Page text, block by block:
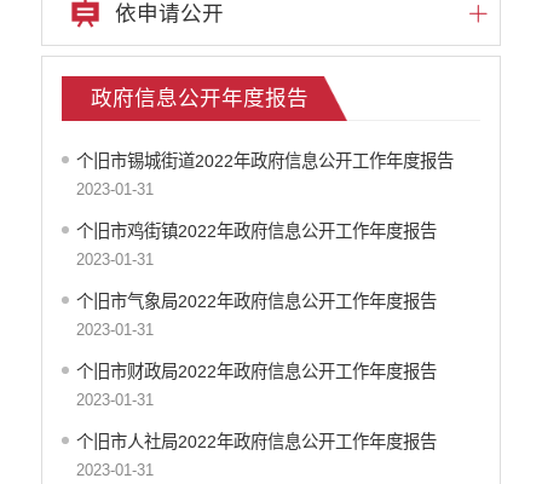
依申请公开
政府信息公开年度报告
个旧市锡城街道2022年政府信息公开工作年度报告
2023-01-31
个旧市鸡街镇2022年政府信息公开工作年度报告
2023-01-31
个旧市气象局2022年政府信息公开工作年度报告
2023-01-31
个旧市财政局2022年政府信息公开工作年度报告
2023-01-31
个旧市人社局2022年政府信息公开工作年度报告
2023-01-31